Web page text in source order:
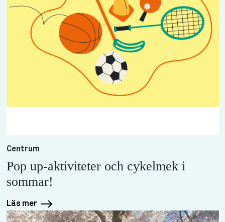
Centrum
Pop up-aktiviteter och cykelmek i
sommar!
Läs mer